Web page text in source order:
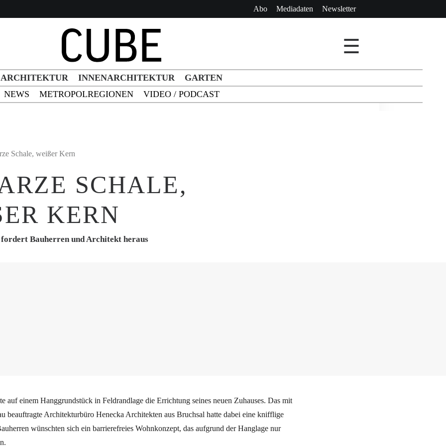
Abo Mediadaten Newsletter
☰
ARCHITEKTUR INNENARCHITEKTUR
GARTEN
NEWS
METROPOLREGIONEN VIDEO / PODCAST
Schale, weißer Kern
SCHALE,
KERN
Bauherren und Architekt heraus
auf einem Hanggrundstück in Feldrandlage die Errichtung seines neuen Zuhauses. Das mit
beauftragte Architekturbüro Henecka Architekten aus Bruchsal hatte dabei eine knifflige
wünschten sich ein barrierefreies Wohnkonzept, das aufgrund der Hanglage nur